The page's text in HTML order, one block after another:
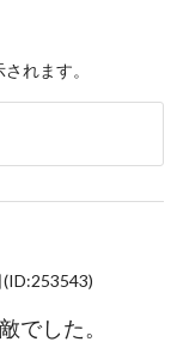
れます。
(ID:253543)
でした。